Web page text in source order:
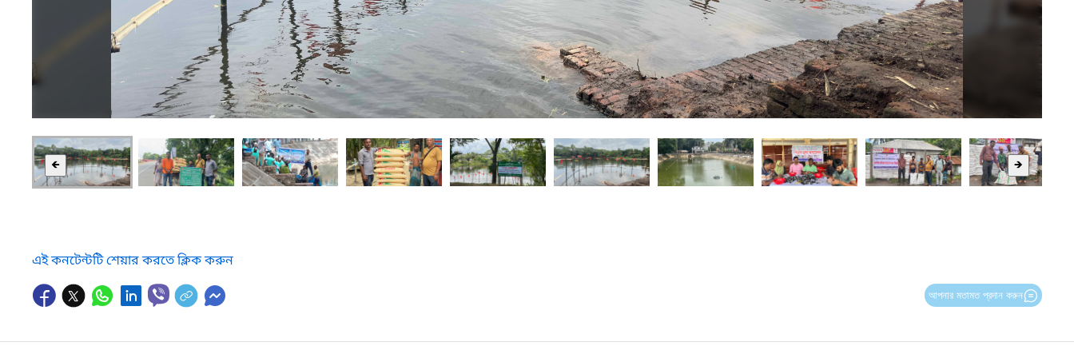
🡸 🡺
এই কনটেন্টটি শেয়ার করতে ক্লিক করুন
আপনার মতামত প্রদান করুন